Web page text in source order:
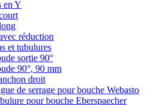
en Y
réduction
et tubulures
sortie 90°
90°, 90 mm
droit
de serrage pour bouche Webasto
pour bouche Eberspaecher